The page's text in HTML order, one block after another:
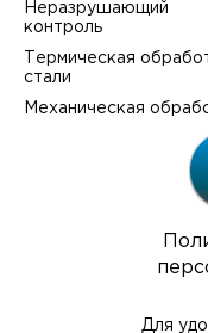
Неразрушающий
контроль
Термическая
стали
Механическая
Для